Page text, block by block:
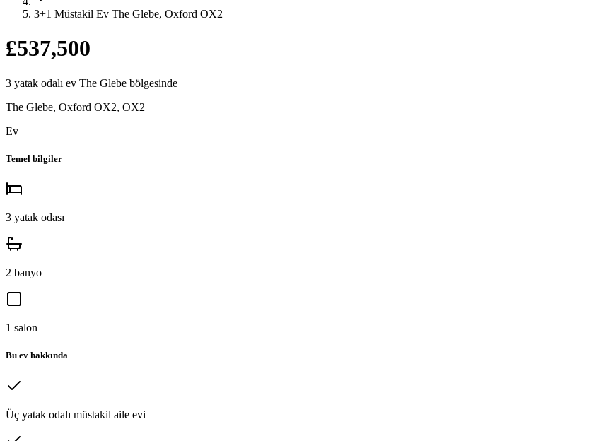
3+1 Müstakil Ev The Glebe, Oxford OX2
£537,500
3 yatak odalı ev The Glebe bölgesinde
The Glebe, Oxford OX2, OX2
Ev
Temel bilgiler
3 yatak odası
2 banyo
1 salon
Bu ev hakkında
Üç yatak odalı müstakil aile evi